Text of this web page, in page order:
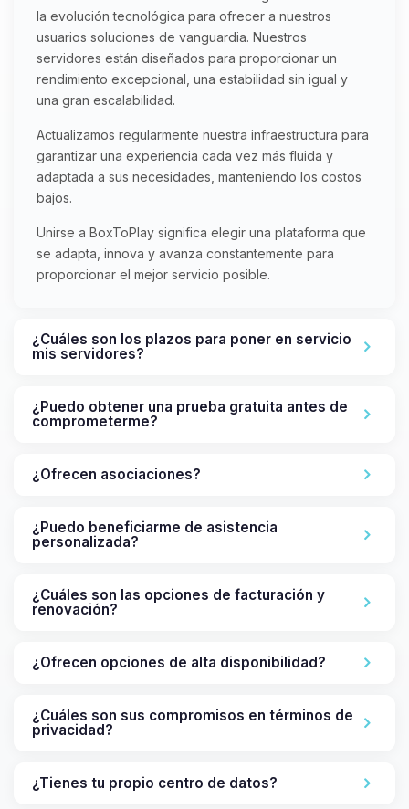
la evolución tecnológica para ofrecer a nuestros
usuarios soluciones de vanguardia. Nuestros
servidores están diseñados para proporcionar un
rendimiento excepcional, una estabilidad sin igual y
una gran escalabilidad.
Actualizamos regularmente nuestra infraestructura para
garantizar una experiencia cada vez más fluida y
adaptada a sus necesidades, manteniendo los costos
bajos.
Unirse a BoxToPlay significa elegir una plataforma que
se adapta, innova y avanza constantemente para
proporcionar el mejor servicio posible.
¿Cuáles son los plazos para poner en servicio
mis servidores?
¿Puedo obtener una prueba gratuita antes de
comprometerme?
¿Ofrecen asociaciones?
¿Puedo beneficiarme de asistencia
personalizada?
¿Cuáles son las opciones de facturación y
renovación?
¿Ofrecen opciones de alta disponibilidad?
¿Cuáles son sus compromisos en términos de
privacidad?
¿Tienes tu propio centro de datos?